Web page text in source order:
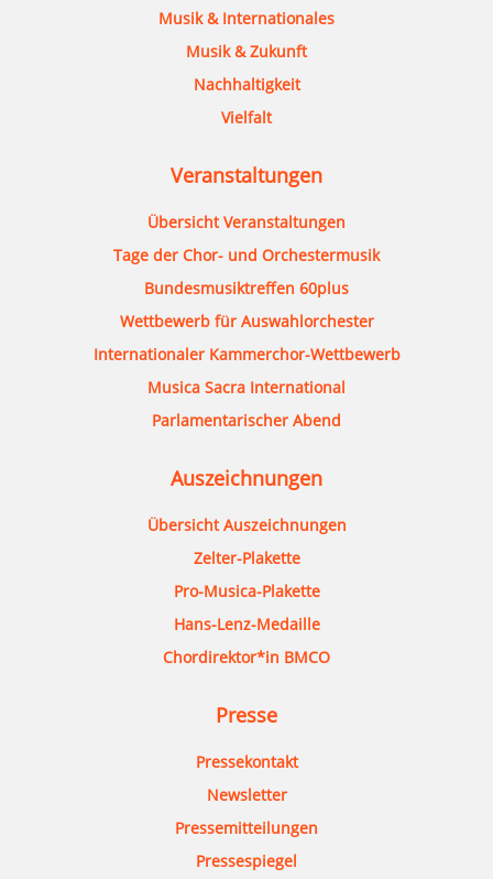
Musik & Internationales
Musik & Zukunft
Nachhaltigkeit
Vielfalt
Veranstaltungen
Übersicht Veranstaltungen
Tage der Chor- und Orchestermusik
Bundesmusiktreffen 60plus
Wettbewerb für Auswahlorchester
Internationaler Kammerchor-Wettbewerb
Musica Sacra International
Parlamentarischer Abend
Auszeichnungen
Übersicht Auszeichnungen
Zelter-Plakette
Pro-Musica-Plakette
Hans-Lenz-Medaille
Chordirektor*in BMCO
Presse
Pressekontakt
Newsletter
Pressemitteilungen
Pressespiegel